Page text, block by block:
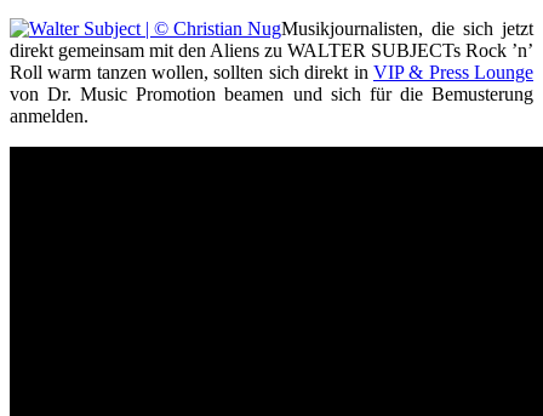
Musikjournalisten, die sich jetzt
direkt gemeinsam mit den Aliens zu WALTER SUBJECTs Rock ’n’
Roll warm tanzen wollen, sollten sich direkt in VIP & Press Lounge
von Dr. Music Promotion beamen und sich für die Bemusterung
anmelden.